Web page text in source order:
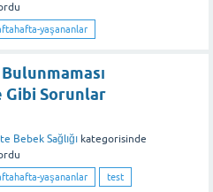
yaşananlar
Sorunlar
Bebek Sağlığı kategorisinde
yaşananlar
test